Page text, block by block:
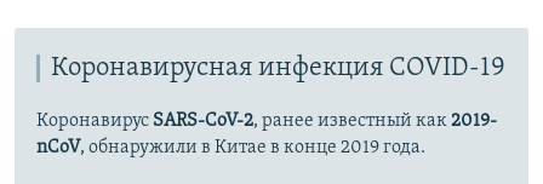
Коронавирусная инфекция COVID-19
Коронавирус SARS-CoV-2, ранее известный как2019-
nCoV, обнаружили в Китае в конце 2019 года.